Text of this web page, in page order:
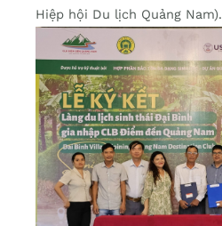
Hiệp hội Du lịch Quảng Nam).